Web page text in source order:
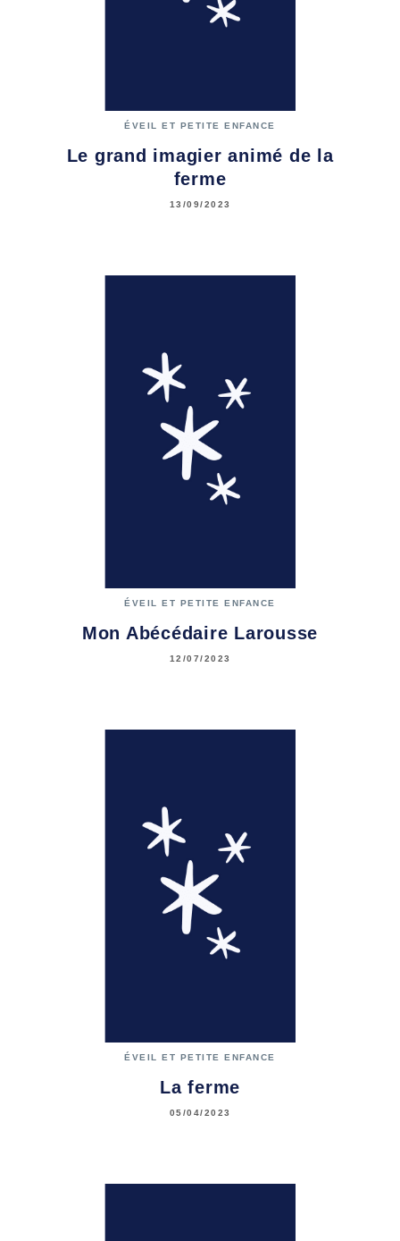
ÉVEIL ET PETITE ENFANCE
Le grand imagier animé de la
ferme
13/09/2023
ÉVEIL ET PETITE ENFANCE
Mon Abécédaire Larousse
12/07/2023
ÉVEIL ET PETITE ENFANCE
La ferme
05/04/2023